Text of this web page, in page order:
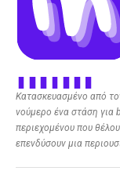
Κατασκευασμένο από
νούμερο ένα στάση για
περιεχομένου που
επενδύσουν μια